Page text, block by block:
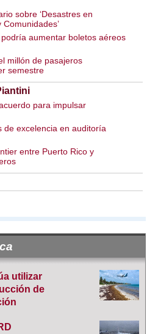
sobre ‘Desastres en
aumentar boletos aéreos
millón de pasajeros
semestre
para impulsar
de excelencia en auditoría
entre Puerto Rico y
utilizar
de